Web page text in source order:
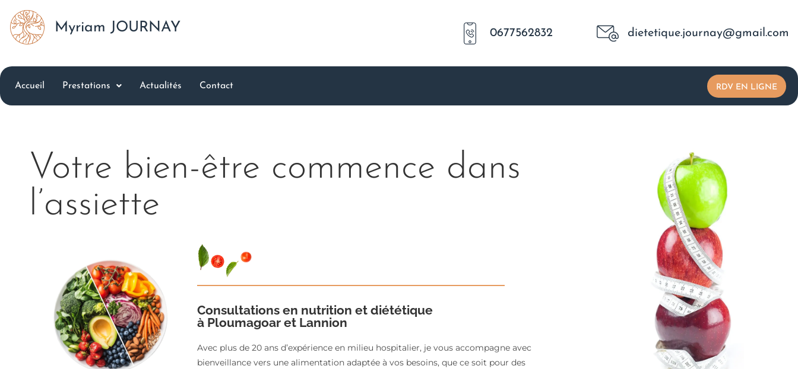
Myriam JOURNAY 0677562832 dietetique.journay@gmail.com
Accueil Prestations Actualités Contact RDV EN LIGNE
Votre bien-être commence dans
l’assiette
Consultations en nutrition et diététique
à Ploumagoar et Lannion
Avec plus de 20 ans d’expérience en milieu hospitalier, je vous accompagne avec
bienveillance vers une alimentation adaptée à vos besoins, que ce soit pour des